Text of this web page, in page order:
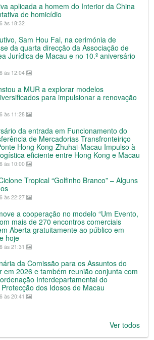
aplicada a homem do Interior da China
de homicídio
às 18:32
Sam Hou Fai, na cerimónia de
da quarta direcção da Associação de
Jurídica de Macau e no 10.º aniversário
às 12:04
a MUR a explorar modelos
para impulsionar a renovação
às 11:28
da entrada em Funcionamento do
de Mercadorias Transfronteiriço
Hong Kong-Zhuhai-Macau Impulso à
eficiente entre Hong Kong e Macau
às 10:00
Tropical “Golfinho Branco” – Alguns
às 22:27
a cooperação no modelo “Um Evento,
mais de 270 encontros comerciais
Aberta gratuitamente ao público em
hoje
às 21:31
da Comissão para os Assuntos do
em 2026 e também reunião conjunta com
Interdepartamental do
dos Idosos de Macau
às 20:41
Ver todos